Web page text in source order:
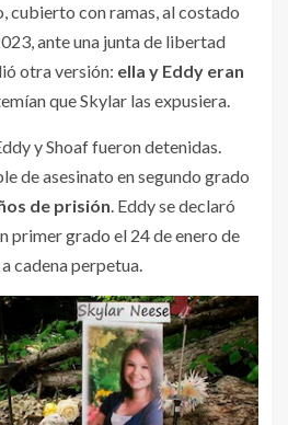
cubierto con ramas, al costado
ante una junta de libertad
otra versión: ella y Eddy eran
que Skylar las expusiera.
y Shoaf fueron detenidas.
de asesinato en segundo grado
de prisión. Eddy se declaró
primer grado el 24 de enero de
cadena perpetua.